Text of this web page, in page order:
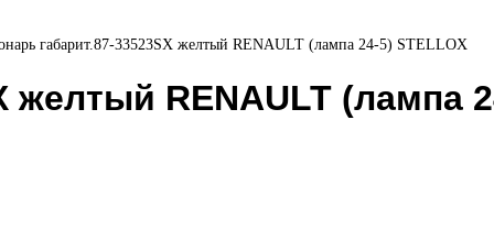
габарит.87-33523SX желтый RENAULT (лампа 24-5) STELLOX
желтый RENAULT (лампа